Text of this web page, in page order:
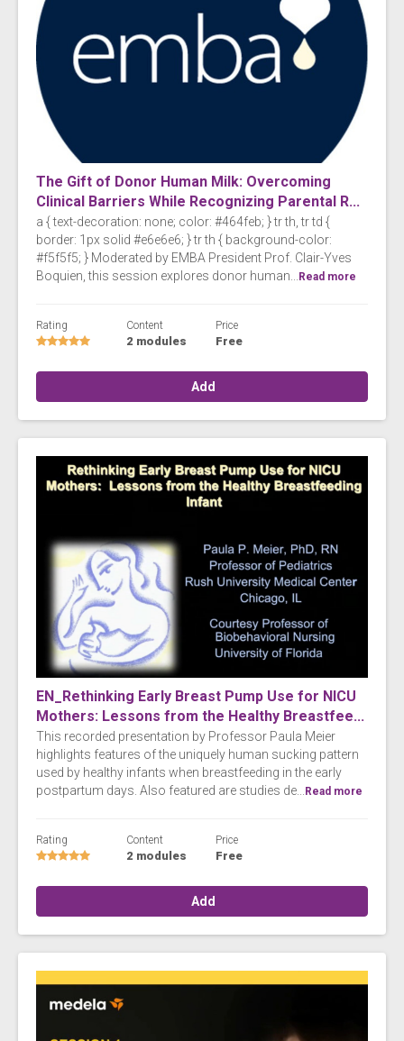
The Gift of Donor Human Milk: Overcoming
Clinical Barriers While Recognizing Parental R...
a { text-decoration: none; color: #464feb; } tr th, tr td {
border: 1px solid #e6e6e6; } tr th { background-color:
#f5f5f5; } Moderated by EMBA President Prof. Clair-Yves
Boquien, this session explores donor human... Read more
Rating Content
2 modules
Price
Free
Add
EN_Rethinking Early Breast Pump Use for NICU
Mothers: Lessons from the Healthy Breastfee...
This recorded presentation by Professor Paula Meier
highlights features of the uniquely human sucking pattern
used by healthy infants when breastfeeding in the early
postpartum days. Also featured are studies de...
Read more
Rating Content
2 modules
Price
Free
Add